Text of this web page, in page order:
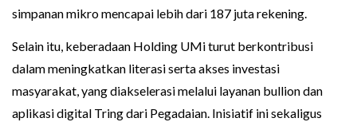
simpanan mikro mencapai lebih dari 187 juta rekening.
Selain itu, keberadaan Holding UMi turut berkontribusi
dalam meningkatkan literasi serta akses investasi
masyarakat, yang diakselerasi melalui layanan bullion dan
aplikasi digital Tring dari Pegadaian. Inisiatif ini sekaligus